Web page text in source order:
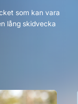
som kan vara
lång skidvecka